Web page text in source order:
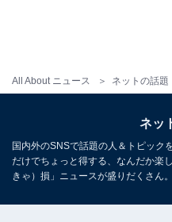
All About ニュース ネットの話題
ネッ
国内外のSNSで話題の人＆トピック
だけでちょっと得する、なんだか楽
きゃ）損」ニュースが盛りだくさん。